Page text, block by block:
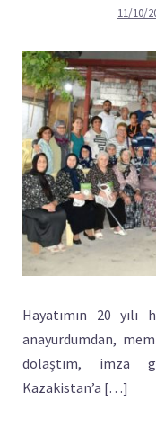
11/10/
Hayatımın 20 yılı
anayurdumdan,
dolaştım, imza
Kazakistan’a […]